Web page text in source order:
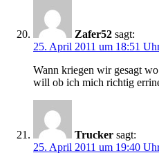
Zafer52 sagt:
25. April 2011 um 18:51
Wann kriegen wir gesagt
will ob ich mich richtig
Trucker sagt:
25. April 2011 um 19:40